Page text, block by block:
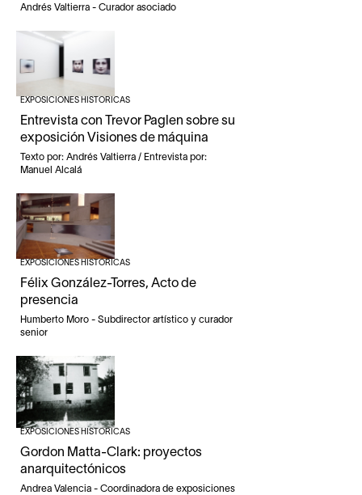
Andrés Valtierra - Curador asociado
EXPOSICIONES HISTÓRICAS
Entrevista con Trevor Paglen sobre su
exposición Visiones de máquina
Texto por: Andrés Valtierra / Entrevista por:
Manuel Alcalá
EXPOSICIONES HISTÓRICAS
Félix González-Torres, Acto de
presencia
Humberto Moro - Subdirector artístico y curador
senior
EXPOSICIONES HISTÓRICAS
Gordon Matta-Clark: proyectos
anarquitectónicos
Andrea Valencia - Coordinadora de exposiciones